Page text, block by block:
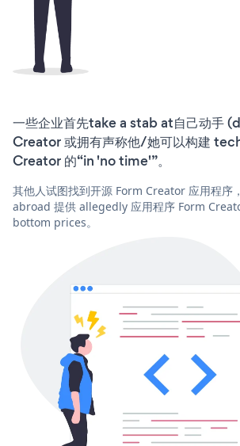
一些企业首先take a stab at自己动手
Creator 或拥有声称他/她可以构建
Creator 的“in 'no time'”。
其他人试图找到开源 Form Creator 应用程序
abroad 提供 allegedly 应用程序 Form
bottom prices。